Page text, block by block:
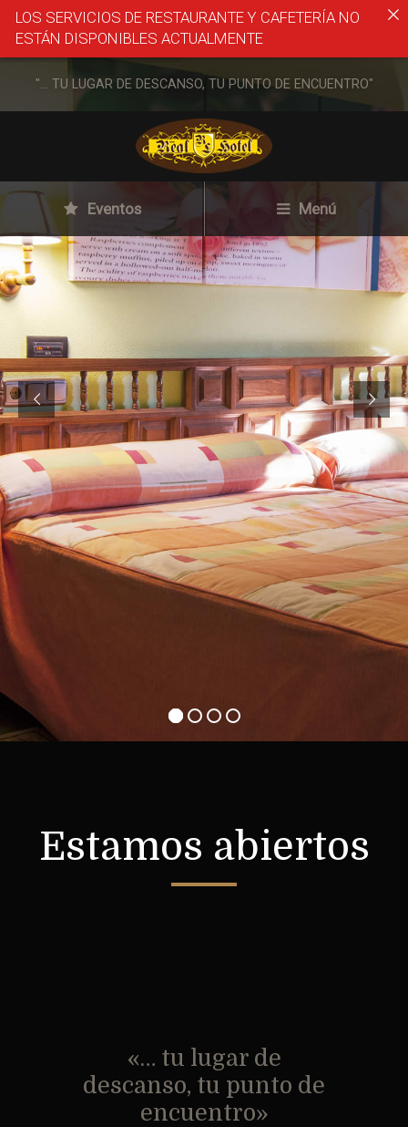
"... TU LUGAR DE DESCANSO, TU PUNTO DE ENCUENTRO"
Eventos Menú
Estamos abiertos
«… tu lugar de
descanso, tu punto de
encuentro»
LOS SERVICIOS DE RESTAURANTE Y CAFETERÍA NO
ESTÁN DISPONIBLES ACTUALMENTE